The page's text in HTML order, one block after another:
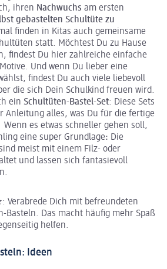
ihren Nachwuchs am ersten
gebastelten Schultüte zu
finden in Kitas auch gemeinsame
statt. Möchtest Du zu Hause
findest Du hier zahlreiche einfache
Und wenn Du lieber eine
findest Du auch viele liebevoll
die sich Dein Schulkind freuen wird.
ein Schultüten-Bastel-Set: Diese Sets
Anleitung alles, was Du für die fertige
es etwas schneller gehen soll,
eine super Grundlage: Die
meist mit einem Filz- oder
und lassen sich fantasievoll
: Verabrede Dich mit befreundeten
Basteln. Das macht häufig mehr Spaß
helfen.
Ideen